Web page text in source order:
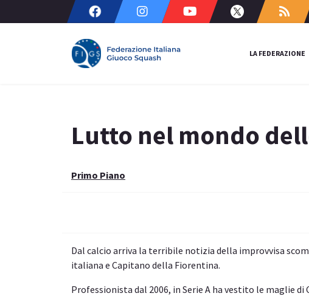
LA FEDERAZIONE
Lutto nel mondo
Primo Piano
Dal calcio arriva la terribile notizia della improvvisa
italiana e Capitano della Fiorentina.
Professionista dal 2006, in Serie A ha vestito le maglie